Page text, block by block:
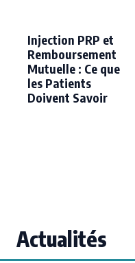
Injection PRP et
Remboursement
Mutuelle : Ce que
les Patients
Doivent Savoir
Actualités